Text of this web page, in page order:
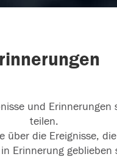
und Erinnerungen
teilen.
über die Ereignisse,
Erinnerung geblieben